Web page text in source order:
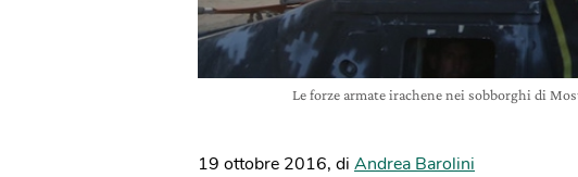
Le forze armate irachene nei sobborghi di
19 ottobre 2016, di Andrea Barolini